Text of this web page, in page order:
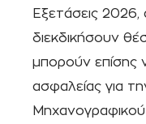
Εξετάσεις
διεκδικήσουν
μπορούν επίσης
ασφαλείας για
Μηχανογραφικού